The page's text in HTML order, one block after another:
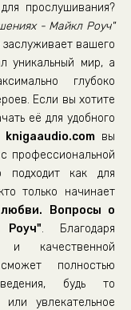
прослушивания?
- Майкл Роуч"
вашего
уникальный мир, а
глубоко
Если вы хотите
её для удобного
knigaaudio.comвы
профессиональной
подходит как для
только начинает
Вопросы о
. Благодаря
и качественной
полностью
будь то
увлекательное